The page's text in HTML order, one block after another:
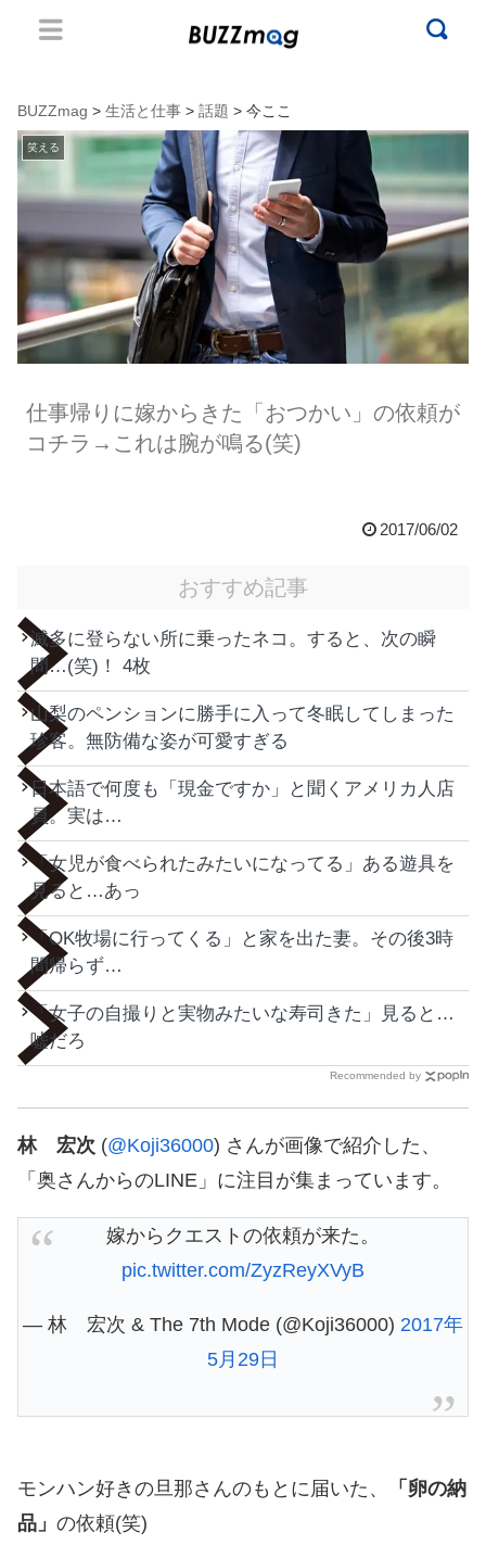
BUZZmag > 生活と仕事 > 話題 > 今ここ
笑える
仕事帰りに嫁からきた「おつかい」の依頼が
コチラ→これは腕が鳴る(笑)
2017/06/02
おすすめ記事
滅多に登らない所に乗ったネコ。すると、次の瞬
間…(笑)！ 4枚
山梨のペンションに勝手に入って冬眠してしまった
珍客。無防備な姿が可愛すぎる
日本語で何度も「現金ですか」と聞くアメリカ人店
員。実は…
「女児が食べられたみたいになってる」ある遊具を
見ると…あっ
「OK牧場に行ってくる」と家を出た妻。その後3時
間帰らず…
「女子の自撮りと実物みたいな寿司きた」見ると…
嘘だろ
Recommended by
林 宏次 (@Koji36000) さんが画像で紹介した、
「奥さんからのLINE」に注目が集まっています。
嫁からクエストの依頼が来た。
pic.twitter.com/ZyzReyXVyB
— 林 宏次 & The 7th Mode (@Koji36000) 2017年
5月29日
モンハン好きの旦那さんのもとに届いた、
「卵の納
品」 の依頼(笑)